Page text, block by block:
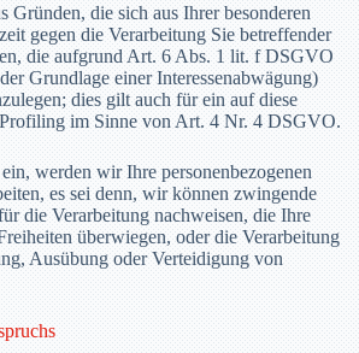
Gründen, die sich aus Ihrer besonderen
gegen die Verarbeitung Sie betreffender
die aufgrund Art. 6 Abs. 1 lit. f DSGVO
Grundlage einer Interessenabwägung)
dies gilt auch für ein auf diese
im Sinne von Art. 4 Nr. 4 DSGVO.
werden wir Ihre personenbezogenen
es sei denn, wir können zwingende
die Verarbeitung nachweisen, die Ihre
überwiegen, oder die Verarbeitung
Ausübung oder Verteidigung von